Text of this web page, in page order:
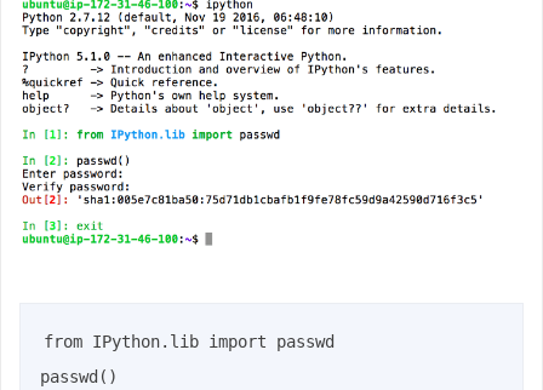
from IPython.lib import passwd
passwd()